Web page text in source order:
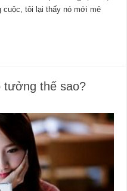
cuộc, tôi lại thấy nó mới mẻ
tưởng thế sao?